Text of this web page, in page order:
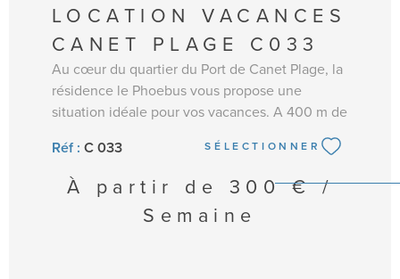
LOCATION VACANCES
CANET PLAGE C033
Au cœur du quartier du Port de Canet Plage, la
résidence le Phoebus vous propose une
situation idéale pour vos vacances. A 400 m de
la plage et à proximité des commerces, vous
profiterez de l'activité estivale sans effort.
Parking privé. Appartement au 5ème étage
d'une résidence sécurisée avec ascenseur. Ce
joli studio de 20m² dispose d'une entrée avec
Réf : C 033 SÉLECTIONNER
À partir de
300 € /
Semaine